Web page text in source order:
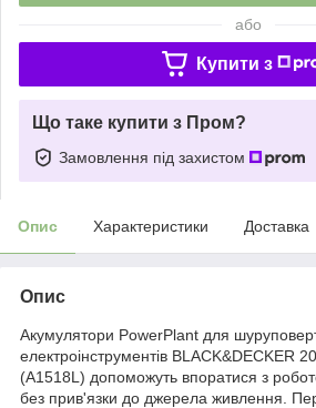
або
Купити з
Що таке купити з Пром?
Замовлення під захистом
Опис Характеристики Доставка
Опис
Акумулятори PowerPlant для
електроінструментів BLACK&DECKER
(A1518L) допоможуть впоратися з
без прив'язки до джерела живлення.